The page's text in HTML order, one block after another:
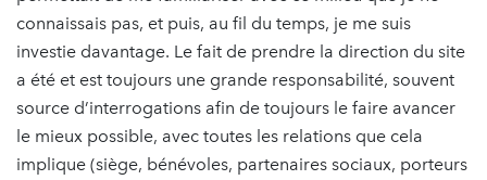
connaissais pas, et puis, au fil du temps, je me suis
investie davantage. Le fait de prendre la direction du site
a été et est toujours une grande responsabilité, souvent
source d’interrogations afin de toujours le faire avancer
le mieux possible, avec toutes les relations que cela
implique (siège, bénévoles, partenaires sociaux, porteurs